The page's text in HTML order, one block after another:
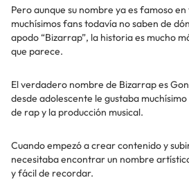
Pero aunque su nombre ya es famoso
muchísimos fans todavía no saben de
apodo “Bizarrap”, la historia es mucho
que parece.
El verdadero nombre de Bizarrap es
desde adolescente le gustaba
de rap y la producción musical.
Cuando empezó a crear contenido y
necesitaba encontrar un nombre
y fácil de recordar.